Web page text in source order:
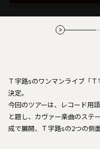
Ｔ字路sのワンマンライブ「
決定。
今回のツアーは、レコード用
と題し、カヴァー楽曲のステ
成で展開、Ｔ字路sの2つの側